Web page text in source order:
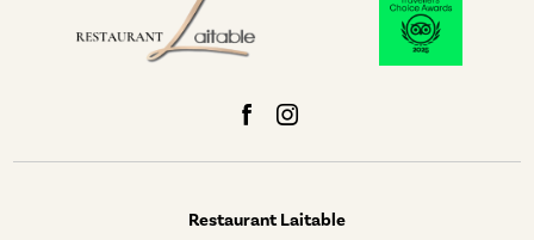
Restaurant Laitable